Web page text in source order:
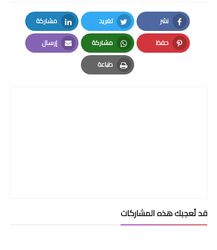
نشر
Facebook
تغريد
Twitter
مشاركة
LinkedIn
حفظ
Pinterest
مشاركة
Whatsapp
إرسال
Email
طباعة
Print
قد تُعجبك هذه المشاركات